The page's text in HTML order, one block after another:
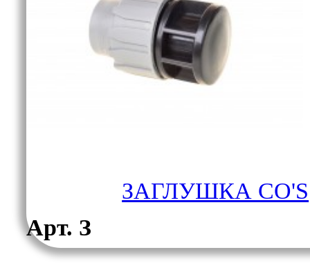
ЗАГЛУШКА CO'S
Арт. З